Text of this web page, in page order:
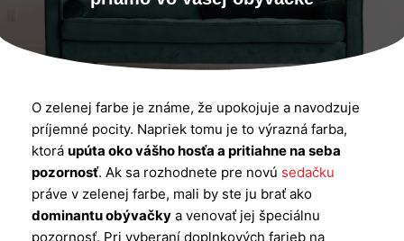
O zelenej farbe je známe, že upokojuje a navodzuje
príjemné pocity. Napriek tomu je to výrazná farba,
ktorá upúta oko vášho hosťa a pritiahne na seba
pozornosť. Ak sa rozhodnete pre novú sedačku
práve v zelenej farbe, mali by ste ju brať ako
dominantu obývačky a venovať jej špeciálnu
pozornosť. Pri vyberaní doplnkových farieb na